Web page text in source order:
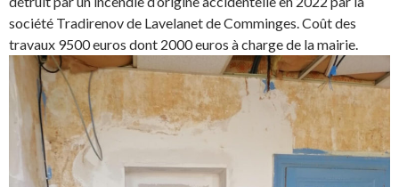
société Tradirenov de Lavelanet de Comminges. Coût des
travaux 9500 euros dont 2000 euros à charge de la mairie.